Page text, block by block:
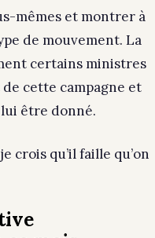
mêmes et montrer à
de mouvement. La
certains ministres
cette campagne et
être donné.
crois qu’il faille qu’on